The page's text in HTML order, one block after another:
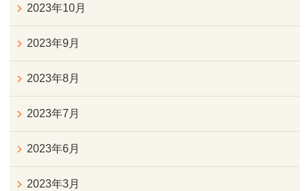
2023年10月
2023年9月
2023年8月
2023年7月
2023年6月
2023年3月